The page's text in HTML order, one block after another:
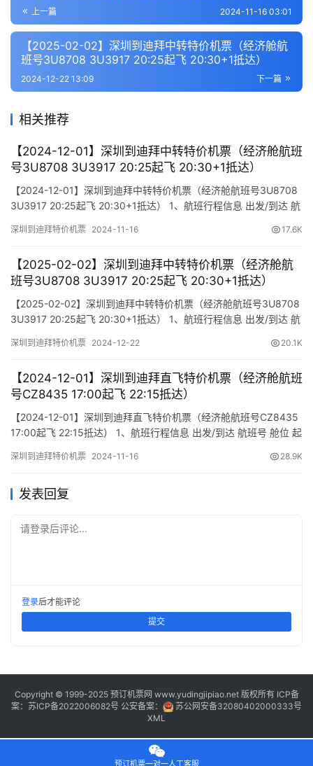
上一篇 2024-11-16 03:01
【2025-02-02】深圳到迪拜中转特价机票（经济舱航
班号3U8708 3U3917 20:25起飞 20:30+1抵达）
下一篇
2024-12-22 13:09
相关推荐
【2024-12-01】深圳到迪拜中转特价机票（经济舱航班
号3U8708 3U3917 20:25起飞 20:30+1抵达）
【2024-12-01】深圳到迪拜中转特价机票（经济舱航班号3U8708
3U3917 20:25起飞 20:30+1抵达） 1、航班行程信息 出发/到达 航
(Flight) (class) (Departure Time) (Arrival Time) 出发…
深圳到迪拜特价机票 2024-11-16 17.6K
【2025-02-02】深圳到迪拜中转特价机票（经济舱航
班号3U8708 3U3917 20:25起飞 20:30+1抵达）
【2025-02-02】深圳到迪拜中转特价机票（经济舱航班号3U8708
3U3917 20:25起飞 20:30+1抵达） 1、航班行程信息 出发/到达 航
(Flight) (class) (Departure Time) (Arrival Time) 出发…
深圳到迪拜特价机票 2024-12-22 20.1K
【2024-12-01】深圳到迪拜直飞特价机票（经济舱航班
号CZ8435 17:00起飞 22:15抵达）
【2024-12-01】深圳到迪拜直飞特价机票（经济舱航班号CZ8435
17:00起飞 22:15抵达） 1、航班行程信息 出发/到达 航班号 舱位 起
(class) (Departure Time) (Arrival Time) 出发(TakeOff)…
深圳到迪拜特价机票 2024-11-16 28.9K
发表回复
请登录后评论...
登录后才能评论
提交
Copyright © 1999-2025 预订机票网 www.yudingjipiao.net 版权所有 ICP备
案： 苏ICP备2022006082号 公安备案：
苏公网安备32080402000333号
XML
预订机票一对一人工客服